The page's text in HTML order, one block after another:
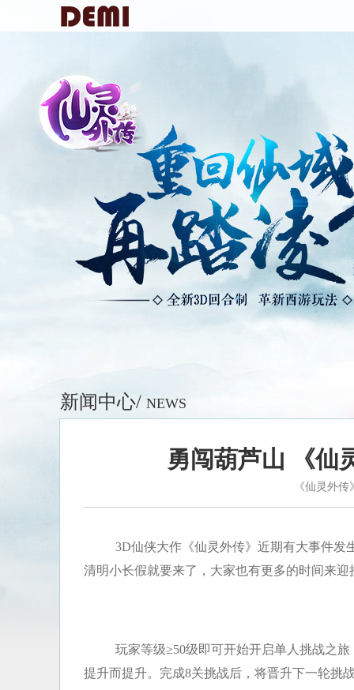
新闻中心/ NEWS
勇闯葫芦山 《仙
《仙灵外
3D仙侠大作《仙灵外传》近期有大事件发
清明小长假就要来了，大家也有更多的时间来
玩家等级≥50级即可开始开启单人挑战之
提升而提升。完成8关挑战后，将晋升下一轮挑